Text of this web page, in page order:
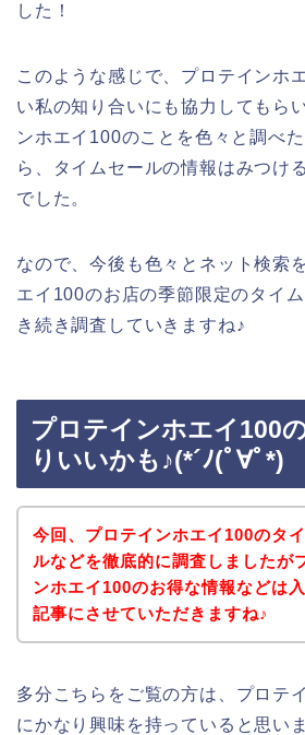
した！
このような感じで、プロテインホ
い私の知り合いにも協力してもら
ンホエイ100のことを色々と調べ
ら、タイムセールの情報はみつけ
でした。
なので、今後も色々とネット検索
エイ100のお店の季節限定のタイ
き続き調査していきますね♪
プロテインホエイ100
りいいかも♪(*´ﾉ(ﾟ∀ﾟ*)
今回、プロテインホエイ100のタ
ルなどを徹底的に調査しましたが
ンホエイ100のお得な情報などは
記事にさせていただきますね♪
多分こちらをご覧の方は、プロテ
にかなり興味を持っていると思い